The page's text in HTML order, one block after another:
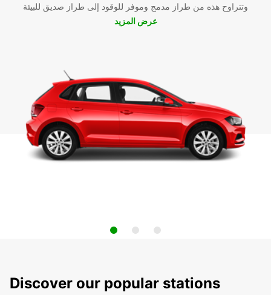
وتتراوح هذه من طراز مدمج وموفر للوقود إلى طراز صديق للبيئة
عرض المزيد
Discover our popular stations